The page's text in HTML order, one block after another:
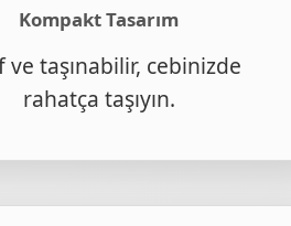
Kompakt Tasarım
ve taşınabilir, cebinizde
rahatça taşıyın.